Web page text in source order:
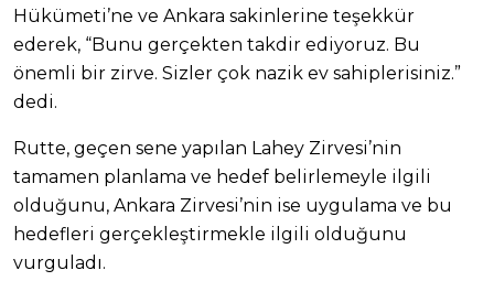
Hükümeti’ne ve Ankara sakinlerine teşekkür
ederek, “Bunu gerçekten takdir ediyoruz. Bu
önemli bir zirve. Sizler çok nazik ev sahiplerisiniz.”
dedi.
Rutte, geçen sene yapılan Lahey Zirvesi’nin
tamamen planlama ve hedef belirlemeyle ilgili
olduğunu, Ankara Zirvesi’nin ise uygulama ve bu
hedefleri gerçekleştirmekle ilgili olduğunu
vurguladı.